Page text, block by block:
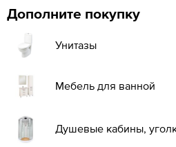
Дополните покупку
Унитазы
Мебель для ванной
Душевые кабины,